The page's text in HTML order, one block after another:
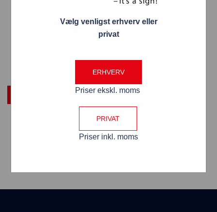
kr.
Vælg venligst erhverv eller
privat
ERHVERV
Priser ekskl. moms
PRIVAT
Priser inkl. moms